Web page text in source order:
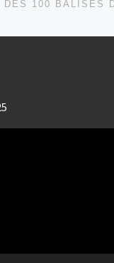
DES 100 BALISES